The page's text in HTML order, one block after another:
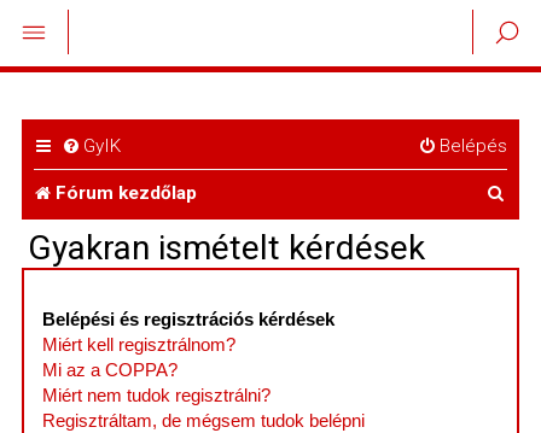
GyIK Belépés
Fórum kezdőlap
r
Gyakran ismételt kérdések
Belépési és regisztrációs kérdések
Miért kell regisztrálnom?
Mi az a COPPA?
Miért nem tudok regisztrálni?
Regisztráltam, de mégsem tudok belépni